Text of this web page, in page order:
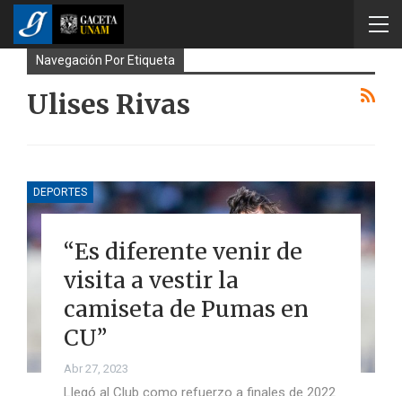
Navegación Por Etiqueta
Ulises Rivas
DEPORTES
“Es diferente venir de
visita a vestir la
camiseta de Pumas en
CU”
Abr 27, 2023
Llegó al Club como refuerzo a finales de 2022